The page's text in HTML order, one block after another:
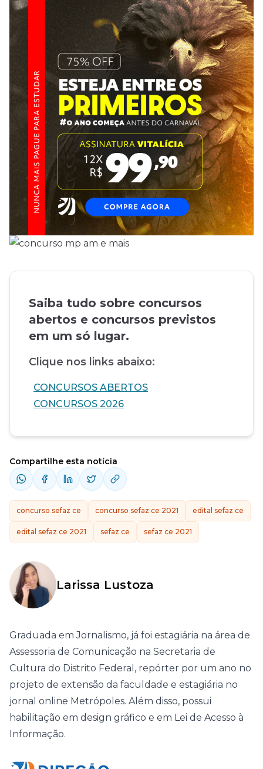
Saiba tudo sobre concursos
abertos e concursos previstos
em um só lugar.
Clique nos links abaixo:
CONCURSOS ABERTOS
CONCURSOS 2026
Compartilhe esta notícia
concurso sefaz ce concurso sefaz ce 2021 edital sefaz ce
edital sefaz ce 2021 sefaz ce sefaz ce 2021
Larissa Lustoza
Graduada em Jornalismo, já foi estagiária na área de
Assessoria de Comunicação na Secretaria de
Cultura do Distrito Federal, repórter por um ano no
projeto de extensão da faculdade e estagiária no
jornal online Metrópoles. Além disso, possui
habilitação em design gráfico e em Lei de Acesso à
Informação.